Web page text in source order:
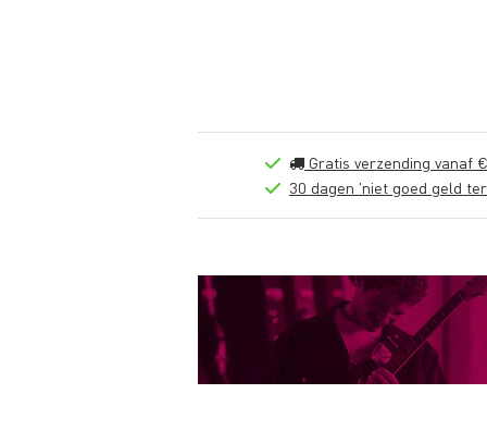
Gratis verzending vanaf
30 dagen 'niet goed geld